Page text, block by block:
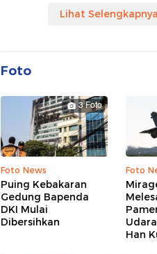
Lihat Selengkapnya
Foto
3 Foto
Foto News
Puing Kebakaran
Gedung Bapenda
DKI Mulai
Dibersihkan
Foto
Han